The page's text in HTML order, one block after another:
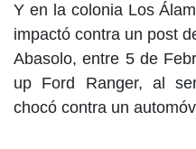
Y en la colonia Los
impactó contra un post
Abasolo, entre 5 de
up Ford Ranger, al
chocó contra un